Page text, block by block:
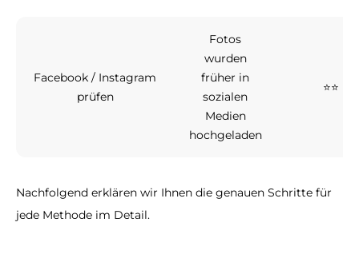
Facebook / Instagram
prüfen
Fotos
wurden
früher in
sozialen
Medien
hochgeladen
⭐⭐
Nachfolgend erklären wir Ihnen die genauen Schritte für
jede Methode im Detail.